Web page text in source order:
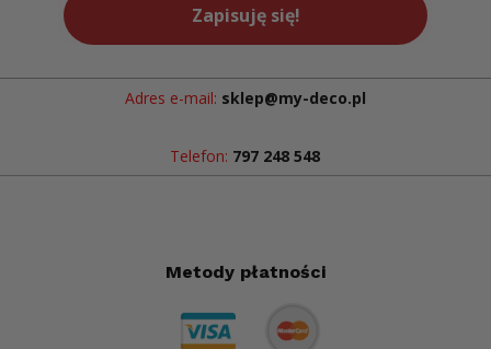
Zapisuję się!
Adres e-mail: sklep@my-deco.pl
Telefon: 797 248 548
Metody płatności